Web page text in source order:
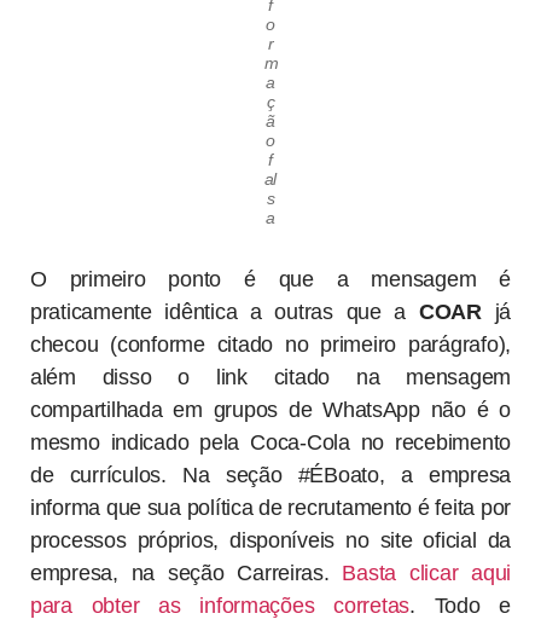
f
o
r
m
a
ç
ã
o
f
al
s
a
O primeiro ponto é que a mensagem é
praticamente idêntica a outras que a COARjá
checou (conforme citado no primeiro parágrafo),
além disso o link citado na mensagem
compartilhada em grupos de WhatsApp não é o
mesmo indicado pela Coca-Cola no recebimento
de currículos. Na seção #ÉBoato, a empresa
informa que sua política de recrutamento é feita por
processos próprios, disponíveis no site oficial da
empresa, na seção Carreiras. Basta clicar aqui
para obter as informações corretas. Todo e